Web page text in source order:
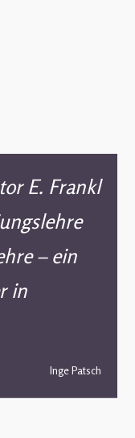
E. Frankl
– ein
in
Inge Patsch